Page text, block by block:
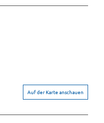
Auf der Karte anschauen